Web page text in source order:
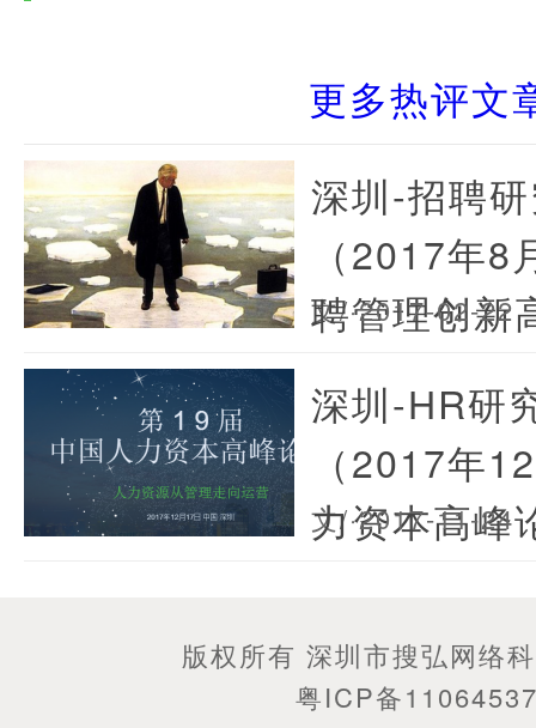
更多热评文
深圳-招聘
（2017年
聘管理创新
文/·2017-02-22
深圳-HR研
（2017年
力资本高峰
文/·2017-11-24
版权所有 深圳市搜弘网络
粤ICP备